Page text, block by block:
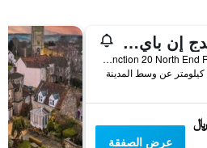
بريدج إن باي جرين كينج إنز
M5, Junction 20 North End Road, بريستول, المملكة المتحدة
عرض الصفقة